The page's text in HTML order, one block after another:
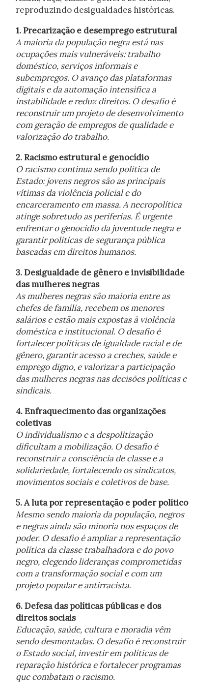
reproduzindo desigualdades históricas.
1. Precarização e desemprego estrutural
A maioria da população negra está nas
ocupações mais vulneráveis: trabalho
doméstico, serviços informais e
subempregos. O avanço das plataformas
digitais e da automação intensifica a
instabilidade e reduz direitos. O desafio é
reconstruir um projeto de desenvolvimento
com geração de empregos de qualidade e
valorização do trabalho.
2. Racismo estrutural e genocídio
O racismo continua sendo política de
Estado: jovens negros são as principais
vítimas da violência policial e do
encarceramento em massa. A necropolítica
atinge sobretudo as periferias. É urgente
enfrentar o genocídio da juventude negra e
garantir políticas de segurança pública
baseadas em direitos humanos.
3. Desigualdade de gênero e invisibilidade
das mulheres negras
As mulheres negras são maioria entre as
chefes de família, recebem os menores
salários e estão mais expostas à violência
doméstica e institucional. O desafio é
fortalecer políticas de igualdade racial e de
gênero, garantir acesso a creches, saúde e
emprego digno, e valorizar a participação
das mulheres negras nas decisões políticas e
sindicais.
4. Enfraquecimento das organizações
coletivas
O individualismo e a despolitização
dificultam a mobilização. O desafio é
reconstruir a consciência de classe e a
solidariedade, fortalecendo os sindicatos,
movimentos sociais e coletivos de base.
5. A luta por representação e poder político
Mesmo sendo maioria da população, negros
e negras ainda são minoria nos espaços de
poder. O desafio é ampliar a representação
política da classe trabalhadora e do povo
negro, elegendo lideranças comprometidas
com a transformação social e com um
projeto popular e antirracista.
6. Defesa das políticas públicas e dos
direitos sociais
Educação, saúde, cultura e moradia vêm
sendo desmontadas. O desafio é reconstruir
o Estado social, investir em políticas de
reparação histórica e fortalecer programas
que combatam o racismo.